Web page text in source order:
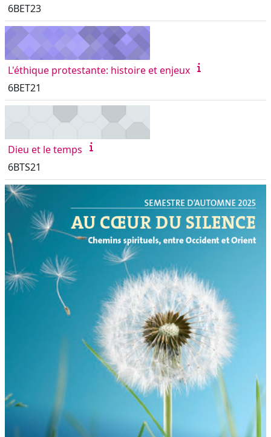
6BET23
L'éthique protestante: histoire et enjeux
6BET21
Dieu et le temps
6BTS21